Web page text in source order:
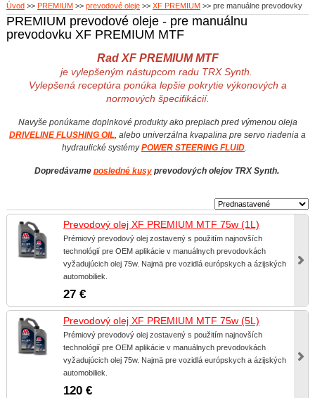
Úvod >> PREMIUM >> prevodové oleje >> XF PREMIUM >> pre manuálne prevodovky
PREMIUM prevodové oleje - pre manuálnu
prevodovku XF PREMIUM MTF
Rad XF PREMIUM MTF
je vylepšeným nástupcom radu TRX Synth.
Vylepšená receptúra ponúka lepšie pokrytie výkonových a
normových špecifikácií.
Navyše ponúkame doplnkové produkty ako preplach pred výmenou oleja
DRIVELINE FLUSHING OIL, alebo univerzálna kvapalina pre servo riadenia a
hydraulické systémyPOWER STEERING FLUID.
Dopredávame posledné kusyprevodových olejov TRX Synth.
Prevodový olej XF PREMIUM MTF 75w (1L)
Prémiový prevodový olej zostavený s použitím najnovších
technológií pre OEM aplikácie v manuálnych prevodovkách
vyžadujúcich olej 75w. Najmä pre vozidlá európskych a ázijských
automobiliek.
27 €
Prevodový olej XF PREMIUM MTF 75w (5L)
Prémiový prevodový olej zostavený s použitím najnovších
technológií pre OEM aplikácie v manuálnych prevodovkách
vyžadujúcich olej 75w. Najmä pre vozidlá európskych a ázijských
automobiliek.
120 €